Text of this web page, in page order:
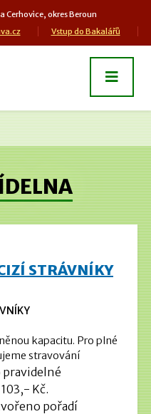
Cerhovice, okres Beroun
Vstup do Bakalářů
STRÁVNÍKY
kapacitu. Pro plné
stravování
pravidelné
Kč.
pořadí